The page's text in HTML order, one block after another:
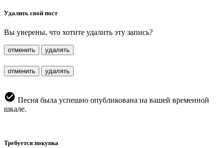
Удалить свой пост
Вы уверены, что хотите удалить эту запись?
отменить удалять
отменить удалять
Песня была успешно опубликована на вашей временной
шкале.
Требуется покупка